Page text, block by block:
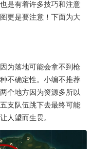
是有着许多技巧和注意
更是要注意！下面为大
为落地可能会拿不到枪
不确定性。小编不推荐
个地方因为资源多所以
支队伍跳下去最终可能
人望而生畏。